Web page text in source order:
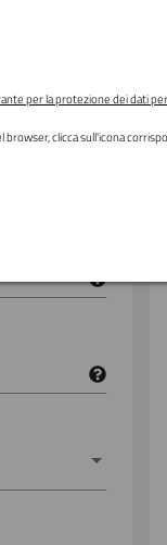
per la protezione dei dati
clicca sull'icona